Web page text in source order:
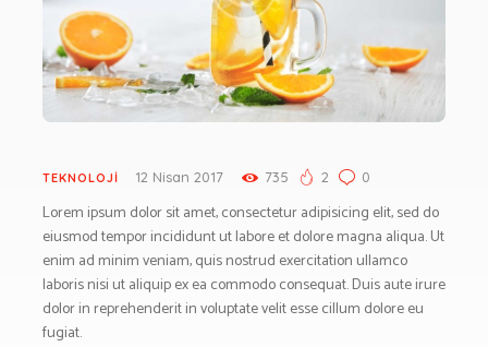
DAĞCILIK
DENİZ & HAVUZ
GİYİM
KAMPÇILIK
KARAVAN
OTO | MOTO
KAYAK
KOŞU
PET SHOP
TEKNOLOJİ 12 Nisan 2017 735 2 0
Lorem ipsum dolor sit amet, consectetur adipisicing elit, sed do
eiusmod tempor incididunt ut labore et dolore magna aliqua. Ut
enim ad minim veniam, quis nostrud exercitation ullamco
laboris nisi ut aliquip ex ea commodo consequat. Duis aute irure
dolor in reprehenderit in voluptate velit esse cillum dolore eu
fugiat.